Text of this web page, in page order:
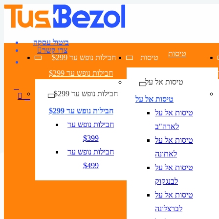
ביטול עסקה
צרו קשר
חבילות נופש עד $299
חבילות נופש עד $299
חבילות נופש עד $299
חבילות נופש עד $299
חבילות נופש עד
$399
חבילות נופש עד
$499
טיסות טיסות
טיסות אל על
טיסות אל על
טיסות אל על
לארה"ב
טיסות אל על
לאתונה
טיסות אל על
לבנגקוק
טיסות אל על
לברצלונה
מצאו טיסות זולות לרומא
חבילות נופש לרומא